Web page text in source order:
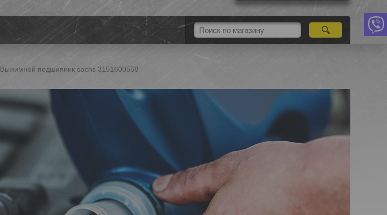
Выжимной подшипник sachs 3151600558